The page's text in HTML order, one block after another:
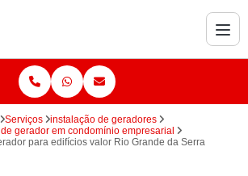
Serviços
instalação de geradores
gerador em condomínio empresarial
para edifícios valor Rio Grande da Serra